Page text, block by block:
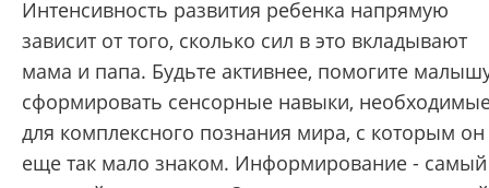
Интенсивность развития ребенка напрямую
зависит от того, сколько сил в это вкладывают
мама и папа. Будьте активнее, помогите
сформировать сенсорные навыки,
для комплексного познания мира, с которым он
еще так мало знаком. Информирование - самый